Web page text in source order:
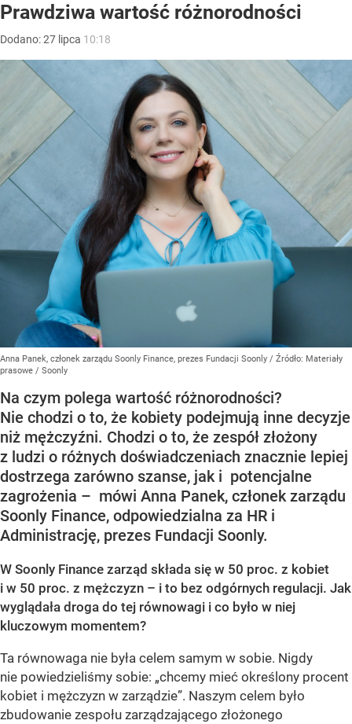
Prawdziwa wartość różnorodności
Dodano:27 lipca 10:18
Anna Panek, członek zarządu Soonly Finance, prezes Fundacji Soonly / Źródło: Materiały
prasowe / Soonly
Na czym polega wartość różnorodności?
Nie chodzi o to, że kobiety podejmują inne decyzje
niż mężczyźni. Chodzi o to, że zespół złożony
z ludzi o różnych doświadczeniach znacznie lepiej
dostrzega zarówno szanse, jak i potencjalne
zagrożenia – mówi Anna Panek, członek zarządu
Soonly Finance, odpowiedzialna za HR i
Administrację, prezes Fundacji Soonly.
W Soonly Finance zarząd składa się w 50 proc. z kobiet
i w 50 proc. z mężczyzn – i to bez odgórnych regulacji. Jak
wyglądała droga do tej równowagi i co było w niej
kluczowym momentem?
Ta równowaga nie była celem samym w sobie. Nigdy
nie powiedzieliśmy sobie: „chcemy mieć określony procent
kobiet i mężczyzn w zarządzie”. Naszym celem było
zbudowanie zespołu zarządzającego złożonego